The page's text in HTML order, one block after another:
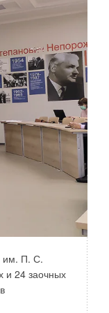
им. П. С.
и 24 заочных
методы